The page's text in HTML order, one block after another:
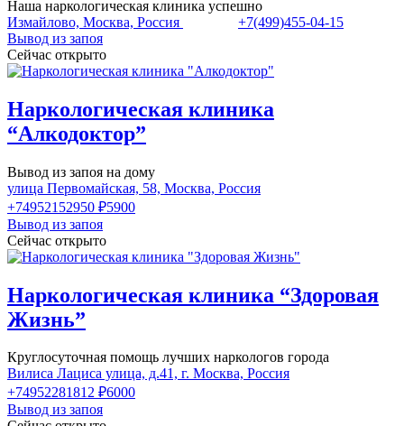
Наша наркологическая клиника успешно
Измайлово, Москва, Россия
+7(499)455-04-15
Вывод из запоя
Сейчас открыто
Наркологическая клиника
“Алкодоктор”
Вывод из запоя на дому
улица Первомайская, 58, Москва, Россия
+74952152950 ₽5900
Вывод из запоя
Сейчас открыто
Наркологическая клиника “Здоровая
Жизнь”
Круглосуточная помощь лучших наркологов города
Вилиса Лациса улица, д.41, г. Москва, Россия
+74952281812 ₽6000
Вывод из запоя